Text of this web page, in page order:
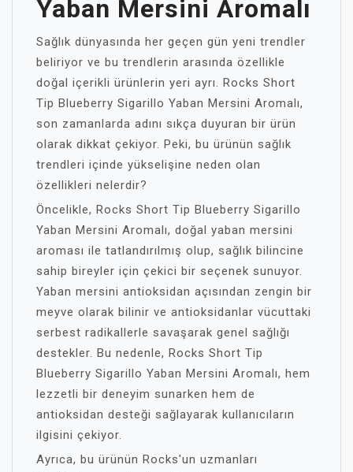
Yaban Mersini Aromalı
Sağlık dünyasında her geçen gün yeni trendler
beliriyor ve bu trendlerin arasında özellikle
doğal içerikli ürünlerin yeri ayrı. Rocks Short
Tip Blueberry Sigarillo Yaban Mersini Aromalı,
son zamanlarda adını sıkça duyuran bir ürün
olarak dikkat çekiyor. Peki, bu ürünün sağlık
trendleri içinde yükselişine neden olan
özellikleri nelerdir?
Öncelikle, Rocks Short Tip Blueberry Sigarillo
Yaban Mersini Aromalı, doğal yaban mersini
aroması ile tatlandırılmış olup, sağlık bilincine
sahip bireyler için çekici bir seçenek sunuyor.
Yaban mersini antioksidan açısından zengin bir
meyve olarak bilinir ve antioksidanlar vücuttaki
serbest radikallerle savaşarak genel sağlığı
destekler. Bu nedenle, Rocks Short Tip
Blueberry Sigarillo Yaban Mersini Aromalı, hem
lezzetli bir deneyim sunarken hem de
antioksidan desteği sağlayarak kullanıcıların
ilgisini çekiyor.
Ayrıca, bu ürünün Rocks'un uzmanları